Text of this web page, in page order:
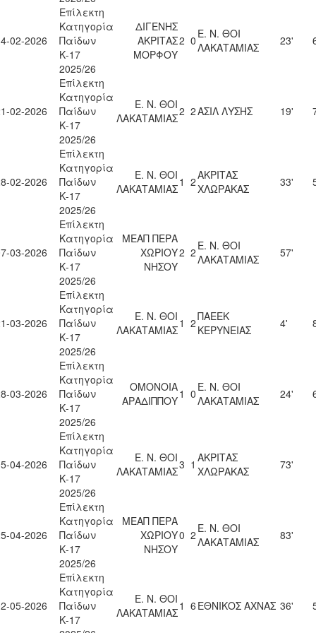
02-2026
Επίλεκτη
Κατηγορία
Παίδων
Κ-17
2025/26
ΔΙΓΕΝΗΣ
ΑΚΡΙΤΑΣ
ΜΟΡΦΟΥ
2 0 Ε. Ν. ΘΟΙ
ΛΑΚΑΤΑΜΙΑΣ
23'
02-2026
Επίλεκτη
Κατηγορία
Παίδων
Κ-17
2025/26
Ε. Ν. ΘΟΙ
ΛΑΚΑΤΑΜΙΑΣ2 2ΑΣΙΛ ΛΥΣΗΣ 19'
02-2026
Επίλεκτη
Κατηγορία
Παίδων
Κ-17
2025/26
Ε. Ν. ΘΟΙ
ΛΑΚΑΤΑΜΙΑΣ1 2ΑΚΡΙΤΑΣ
ΧΛΩΡΑΚΑΣ
33'
03-2026
Επίλεκτη
Κατηγορία
Παίδων
Κ-17
2025/26
ΜΕΑΠ ΠΕΡΑ
ΧΩΡΙΟΥ
ΝΗΣΟΥ
2 2 Ε. Ν. ΘΟΙ
ΛΑΚΑΤΑΜΙΑΣ
57'
03-2026
Επίλεκτη
Κατηγορία
Παίδων
Κ-17
2025/26
Ε. Ν. ΘΟΙ
ΛΑΚΑΤΑΜΙΑΣ1 2ΠΑΕΕΚ
ΚΕΡΥΝΕΙΑΣ
4'
03-2026
Επίλεκτη
Κατηγορία
Παίδων
Κ-17
2025/26
ΟΜΟΝΟΙΑ
ΑΡΑΔΙΠΠΟΥ1 0 Ε. Ν. ΘΟΙ
ΛΑΚΑΤΑΜΙΑΣ
24'
04-2026
Επίλεκτη
Κατηγορία
Παίδων
Κ-17
2025/26
Ε. Ν. ΘΟΙ
ΛΑΚΑΤΑΜΙΑΣ3 1 ΑΚΡΙΤΑΣ
ΧΛΩΡΑΚΑΣ
73'
04-2026
Επίλεκτη
Κατηγορία
Παίδων
Κ-17
2025/26
ΜΕΑΠ ΠΕΡΑ
ΧΩΡΙΟΥ
ΝΗΣΟΥ
0 2 Ε. Ν. ΘΟΙ
ΛΑΚΑΤΑΜΙΑΣ
83'
05-2026
Επίλεκτη
Κατηγορία
Παίδων
Κ-17
Ε. Ν. ΘΟΙ
ΛΑΚΑΤΑΜΙΑΣ1 6 ΕΘΝΙΚΟΣ ΑΧΝΑΣ 36'